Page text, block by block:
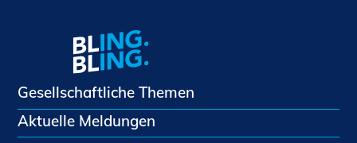
Gesellschaftliche Themen
Aktuelle Meldungen